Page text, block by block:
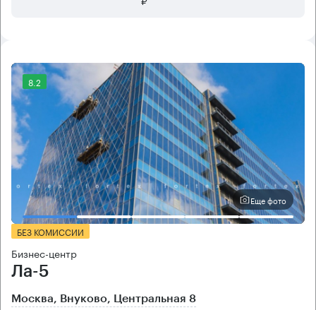
8.2
Еще фото
БЕЗ КОМИССИИ
Бизнес-центр
Ла-5
Москва, Внуково, Центральная 8